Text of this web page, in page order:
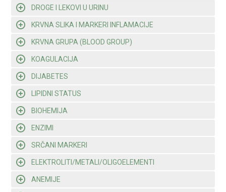
DROGE I LEKOVI U URINU
KRVNA SLIKA I MARKERI INFLAMACIJE
KRVNA GRUPA (BLOOD GROUP)
KOAGULACIJA
DIJABETES
LIPIDNI STATUS
BIOHEMIJA
ENZIMI
SRČANI MARKERI
ELEKTROLITI/METALI/OLIGOELEMENTI
ANEMIJE